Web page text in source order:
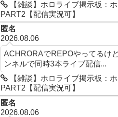
【雑談】ホロライブ掲示板：ホ
PART2【配信実況可】
匿名
2026.08.06
ACHRORAでREPOやってるけ
ンネルで同時3本ライブ配信...
【雑談】ホロライブ掲示板：ホ
PART2【配信実況可】
匿名
2026.08.06